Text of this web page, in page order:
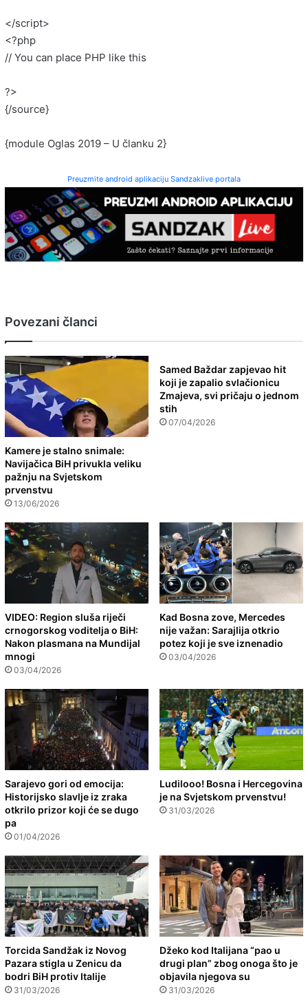
</script>
<?php
// You can place PHP like this
?>
{/source}
{module Oglas 2019 – U članku 2}
Preuzmite android aplikaciju Sandzaklive portala
Povezani članci
Kamere je stalno snimale:
Navijačica BiH privukla veliku
pažnju na Svjetskom
prvenstvu
13/06/2026
Samed Baždar zapjevao hit
koji je zapalio svlačionicu
Zmajeva, svi pričaju o jednom
stih
07/04/2026
VIDEO: Region sluša riječi
crnogorskog voditelja o BiH:
Nakon plasmana na Mundijal
mnogi
03/04/2026
Kad Bosna zove, Mercedes
nije važan: Sarajlija otkrio
potez koji je sve iznenadio
03/04/2026
Sarajevo gori od emocija:
Historijsko slavlje iz zraka
otkrilo prizor koji će se dugo
pa
01/04/2026
Ludilooo! Bosna i Hercegovina
je na Svjetskom prvenstvu!
31/03/2026
Torcida Sandžak iz Novog
Pazara stigla u Zenicu da
bodri BiH protiv Italije
31/03/2026
Džeko kod Italijana “pao u
drugi plan” zbog onoga što je
objavila njegova su
31/03/2026